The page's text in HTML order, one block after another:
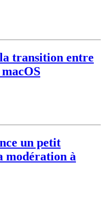
transition entre
un petit
modération à